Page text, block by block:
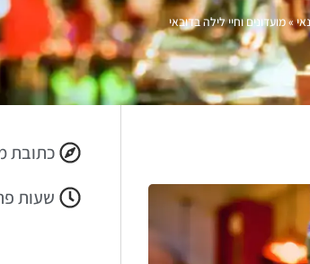
»מועדונים וחיי לילה בדובאי
כתובת
שעות